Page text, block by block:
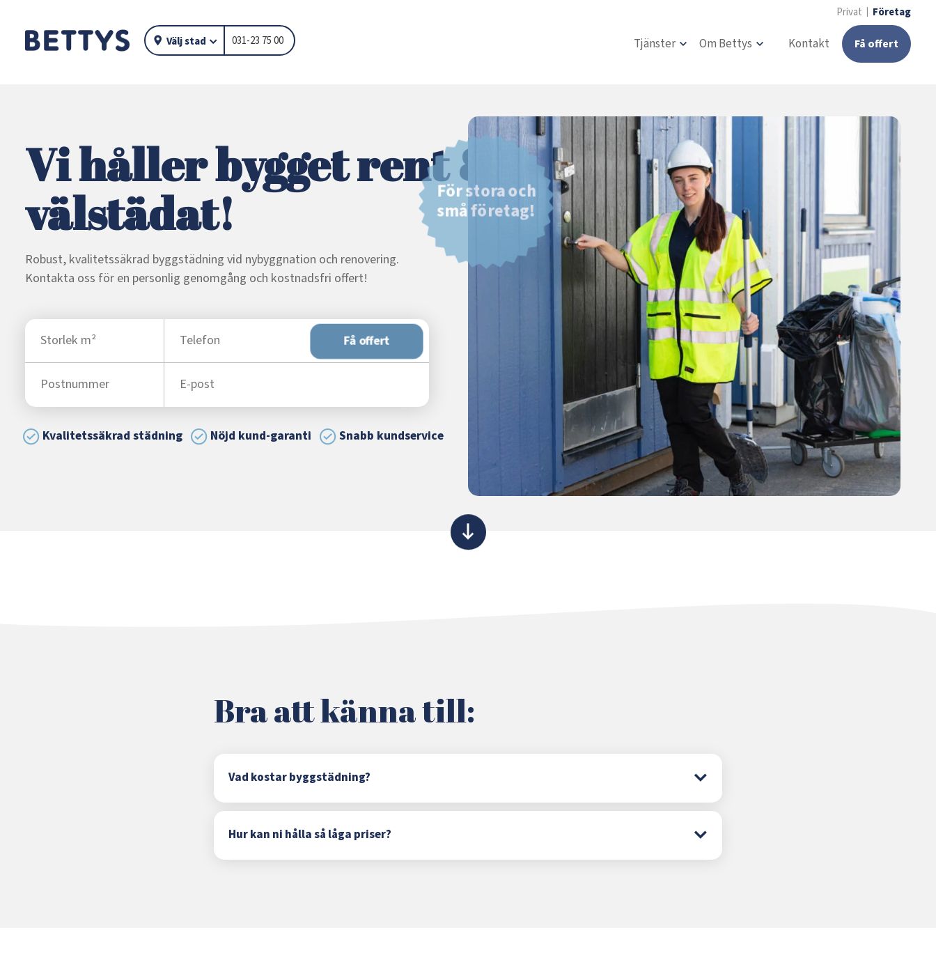
Privat Företag
Välj stad 031-23 75 00 Tjänster Om Bettys Kontakt Få offert
Vi håller bygget rent &
välstädat!
Robust, kvalitetssäkrad byggstädning vid nybyggnation och renovering.
Kontakta oss för en personlig genomgång och kostnadsfri offert!
Få offert
Kvalitetssäkrad städning Nöjd kund-garanti Snabb kundservice
För stora och
små företag!
Bra att känna till:
Vad kostar byggstädning?
Hur kan ni hålla så låga priser?